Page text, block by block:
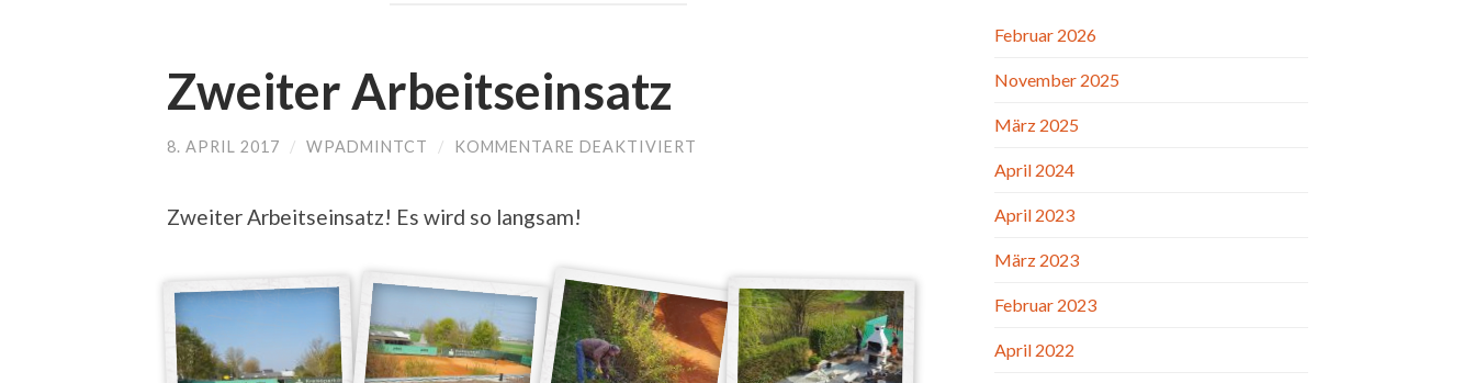
Zweiter Arbeitseinsatz
8. APRIL 2017 / WPADMINTCT / KOMMENTARE DEAKTIVIERT
Zweiter Arbeitseinsatz! Es wird so langsam!
Februar 2026
November 2025
März 2025
April 2024
April 2023
März 2023
Februar 2023
April 2022